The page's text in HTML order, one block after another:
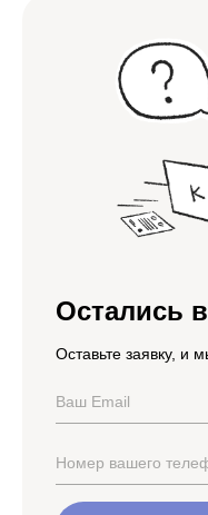
Остались
Оставьте заявку, и